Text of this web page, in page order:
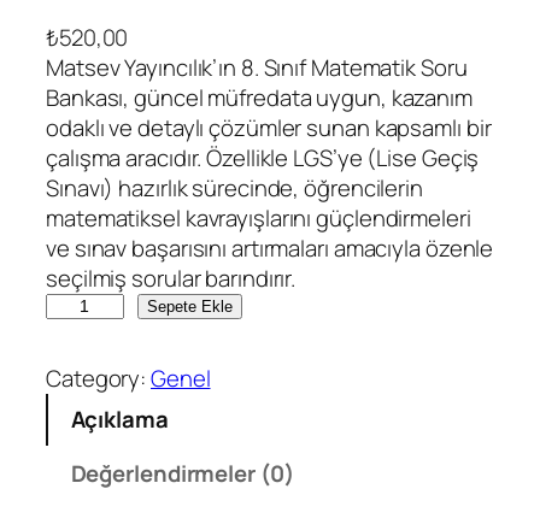
₺520,00
Matsev Yayıncılık’ın 8. Sınıf Matematik Soru
Bankası, güncel müfredata uygun, kazanım
odaklı ve detaylı çözümler sunan kapsamlı bir
çalışma aracıdır. Özellikle LGS’ye (Lise Geçiş
Sınavı) hazırlık sürecinde, öğrencilerin
matematiksel kavrayışlarını güçlendirmeleri
ve sınav başarısını artırmaları amacıyla özenle
seçilmiş sorular barındırır.
S
ı
Sepete Ekle
Category:Genel
Açıklama
Değerlendirmeler (0)